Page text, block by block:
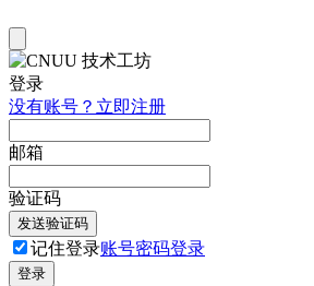
登录
没有账号？立即注册
邮箱
验证码
发送验证码
记住登录账号密码登录
登录